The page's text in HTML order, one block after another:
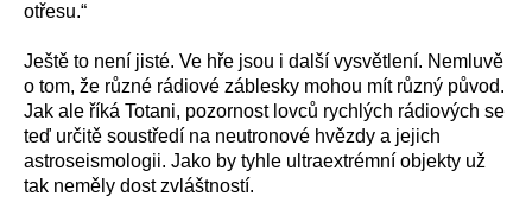
otřesu.“
Ještě to není jisté. Ve hře jsou i další vysvětlení. Nemluvě
o tom, že různé rádiové záblesky mohou mít různý původ.
Jak ale říká Totani, pozornost lovců rychlých rádiových se
teď určitě soustředí na neutronové hvězdy a jejich
astroseismologii. Jako by tyhle ultraextrémní objekty už
tak neměly dost zvláštností.